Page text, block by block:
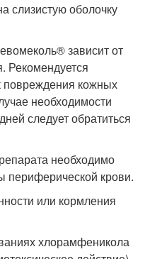
слизистую оболочку
зависит от
Рекомендуется
повреждения кожных
необходимости
следует обратиться
необходимо
периферической крови.
или кормления
хлорамфеникола